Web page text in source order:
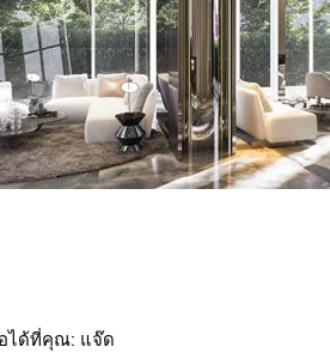
ได้ที่คุณ: แจ๊ด